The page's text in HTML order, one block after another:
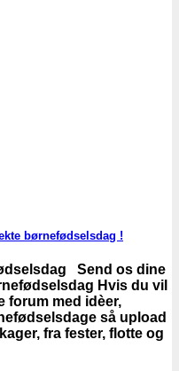
børnefødselsdag !
Send os dine
Hvis du vil
forum med idèer,
så upload
fra fester, flotte og